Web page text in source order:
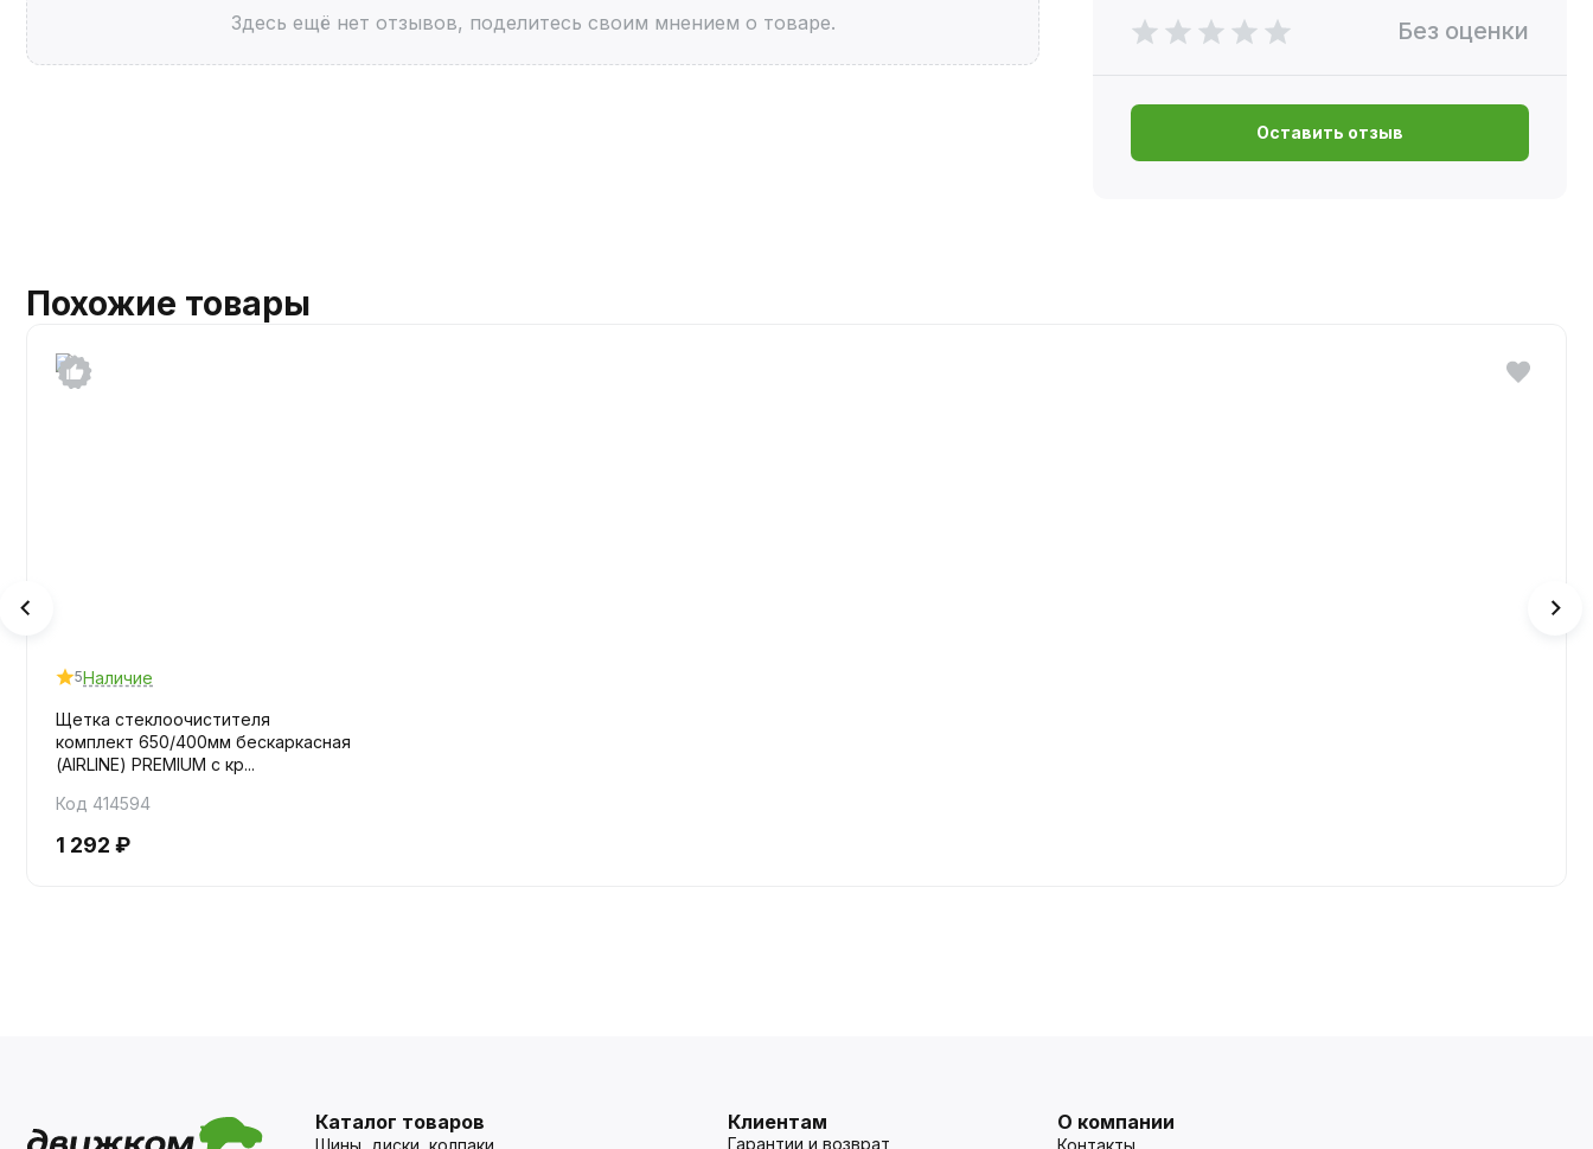
Здесь ещё нет отзывов, поделитесь своим мнением о товаре. Без оценки
Оставить отзыв
Похожие товары
5Наличие
Щетка стеклоочистителя
комплект 650/400мм бескаркасная
(AIRLINE) PREMIUM с кр...
Код 414594
1 292 ₽
Каталог товаров
Шины, диски, колпаки
Клиентам
Гарантии и возврат
О компании
Контакты